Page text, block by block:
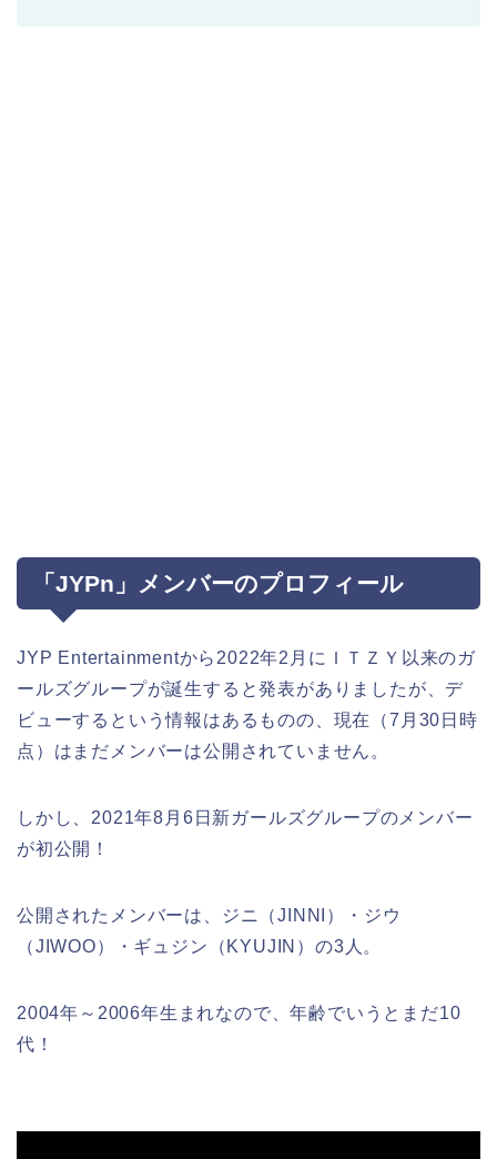
「JYPn」メンバーのプロフィール
JYP Entertainmentから2022年2月にＩＴＺＹ以来のガ
ールズグループが誕生すると発表がありましたが、デ
ビューするという情報はあるものの、現在（7月30日時
点）はまだメンバーは公開されていません。
しかし、2021年8月6日新ガールズグループのメンバー
が初公開！
公開されたメンバーは、ジニ（JINNI）・ジウ
（JIWOO）・ ギュジン（KYUJIN）の3人。
2004年～2006年生まれなので、年齢でいうとまだ10
代！